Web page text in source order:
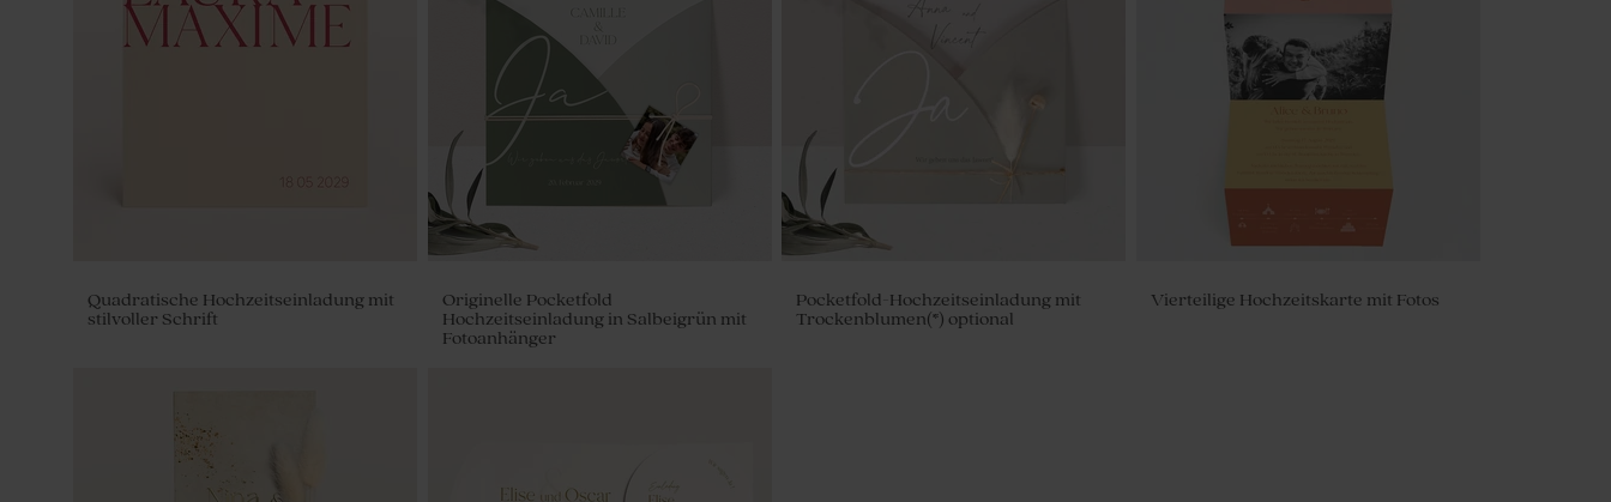
Minimalistisches Kirchenheft Tischkarte in Hellrosa
Elegante Hochzeitsantwortkarte mit
Rosa Fläschchen aus geriffeltem Glas
Fresh Balm
Quadratische Hochzeitseinladung mit
stilvoller Schrift
Originelle Pocketfold
Hochzeitseinladung in Salbeigrün mit
Fotoanhänger
Pocketfold-Hochzeitseinladung mit
Trockenblumen(*) optional
Vierteilige Hochzeitskarte mit Fotos